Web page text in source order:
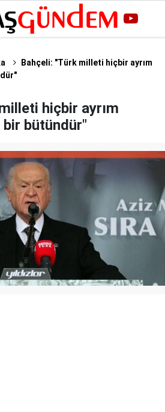
Bahçeli: "Türk milleti hiçbir ayrım
hiçbir ayrım
bir bütündür"